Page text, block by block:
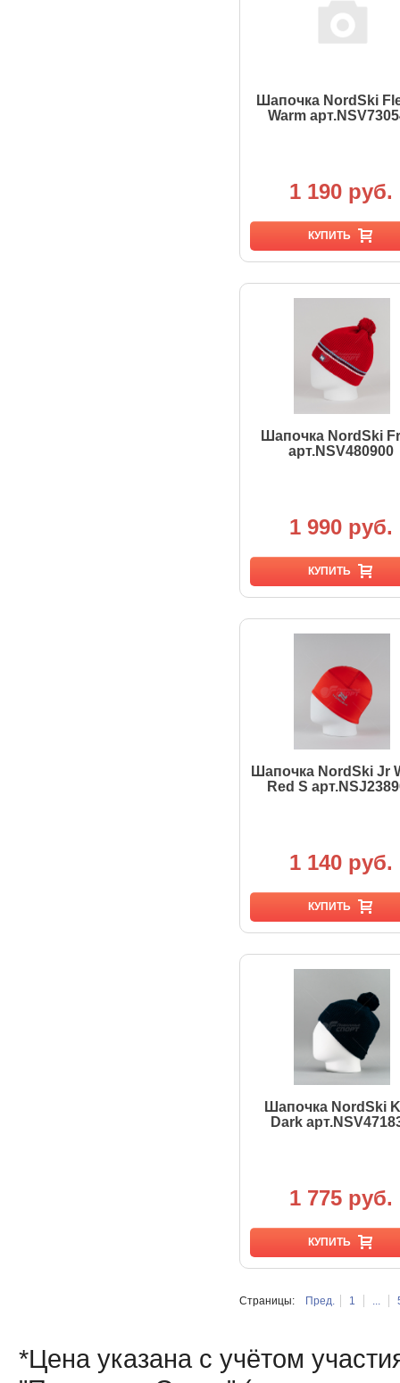
Шапочка NordSki
Warm
1 190 руб.
КУПИТЬ
Шапочка NordSki
арт.NSV480900
1 990 руб.
КУПИТЬ
Шапочка NordSki Jr
Red S
1 140 руб.
КУПИТЬ
Шапочка NordSki
Dark
1 775 руб.
КУПИТЬ
Страницы: Пред. 1 ...
*Цена указана с учётом